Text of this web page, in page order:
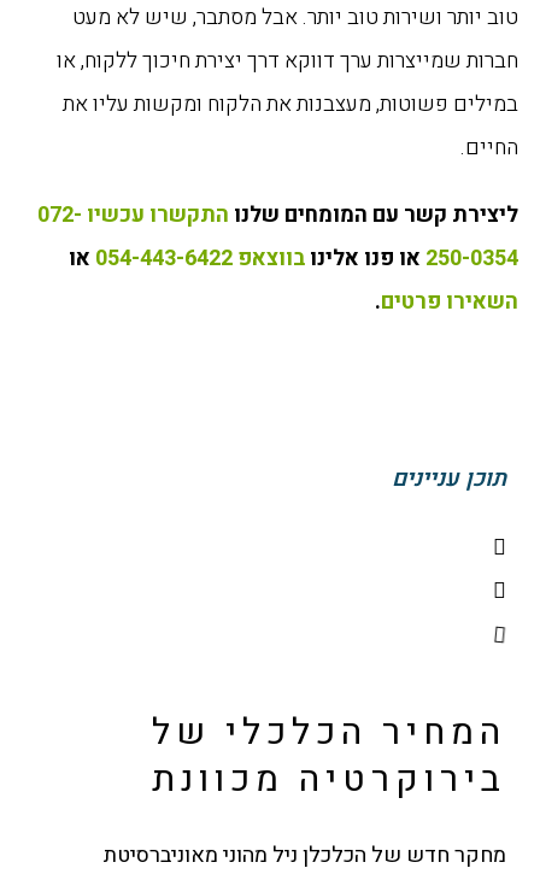
טוב יותר ושירות טוב יותר. אבל מסתבר, שיש לא מעט
חברות שמייצרות ערך דווקא דרך יצירת חיכוך ללקוח, או
במילים פשוטות, מעצבנות את הלקוח ומקשות עליו את
החיים.
ליצירת קשר עם המומחים שלנו
התקשרו עכשיו 072-
250-0354 או פנו אלינובווצאפ 054-443-6422
או
השאירו פרטים.
תוכן עניינים
המחיר הכלכלי של
בירוקרטיה מכוונת
מחקר חדש של הכלכלן ניל מהוני מאוניברסיטת